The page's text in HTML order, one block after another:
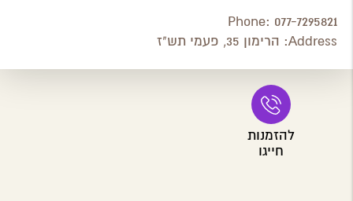
Phone: 077-7295821
Address: הרימון 35, פעמי תש"ז
להזמנות
חייגו